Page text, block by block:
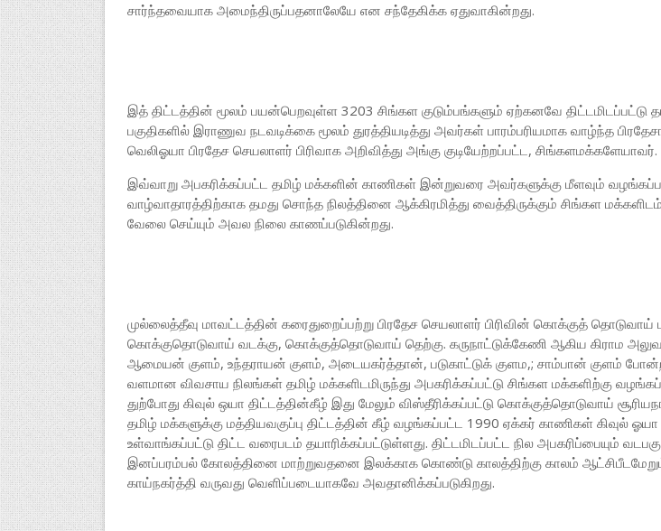
சார்ந்தவையாக அமைந்திருப்பதனாலேயே என சந்தேகிக்க ஏதுவாகின்றது.
இத் திட்டத்தின் மூலம் பயன்பெறவுள்ள 3203 சிங்கள குடும்பங்களும் ஏற்கனவே திட்டமிடப்பட்டு
பகுதிகளில் இராணுவ நடவடிக்கை மூலம் துரத்தியடித்து அவர்கள் பாரம்பரியமாக வாழ்ந்த
வெலிஓயா பிரதேச செயலாளர் பிரிவாக அறிவித்து அங்கு குடியேற்றப்பட்ட, சிங்களமக்களேயாவர்.
இவ்வாறு அபகரிக்கப்பட்ட தமிழ் மக்களின் காணிகள் இன்றுவரை அவர்களுக்கு மீளவும்
வாழ்வாதாரத்திற்காக தமது சொந்த நிலத்தினை ஆக்கிரமித்து வைத்திருக்கும் சிங்கள
வேலை செய்யும் அவல நிலை காணப்படுகின்றது.
முல்லைத்தீவு மாவட்டத்தின் கரைதுறைப்பற்று பிரதேச செயலாளர் பிரிவின் கொக்குத் தொடுவாய்
கொக்குதொடுவாய் வடக்கு, கொக்குத்தொடுவாய் தெற்கு. கருநாட்டுக்கேணி ஆகிய கிராம அலுவலர்
ஆமையன் குளம், உந்தராயன் குளம், அடையகர்த்தான், படுகாட்டுக் குளம,; சாம்பான் குளம்
வளமான விவசாய நிலங்கள் தமிழ் மக்களிடமிருந்து அபகரிக்கப்பட்டு சிங்கள மக்களிற்கு
துற்போது கிவுல் ஒயா திட்டத்தின்கீழ் இது மேலும் விஸ்தீரிக்கப்பட்டு கொக்குத்தொடுவாய்
தமிழ் மக்களுக்கு மத்தியவகுப்பு திட்டத்தின் கீழ் வழங்கப்பட்ட 1990 ஏக்கர் காணிகள் கிவுல் ஓயா
உள்வாங்கப்பட்டு திட்ட வரைபடம் தயாரிக்கப்பட்டுள்ளது. திட்டமிடப்பட்ட நில அபகரிப்பையும்
இனப்பரம்பல் கோலத்தினை மாற்றுவதனை இலக்காக கொண்டு காலத்திற்கு காலம்
காய்நகர்த்தி வருவது வெளிப்படையாகவே அவதானிக்கப்படுகிறது.